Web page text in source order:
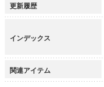
更新履歴
インデックス
関連アイテム